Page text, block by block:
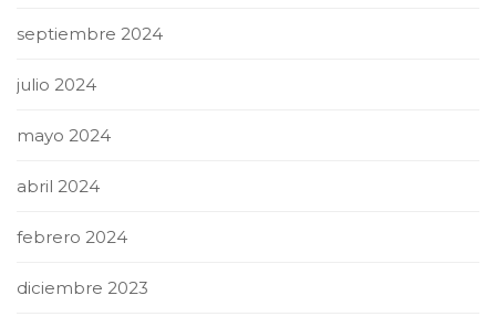
septiembre 2024
julio 2024
mayo 2024
abril 2024
febrero 2024
diciembre 2023